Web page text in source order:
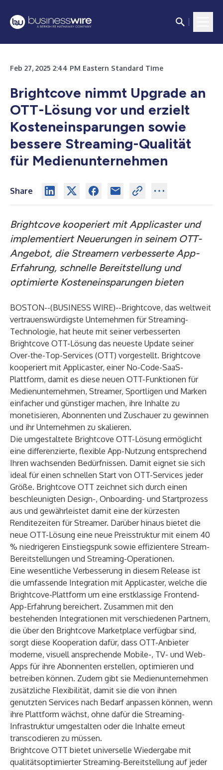
Feb 27, 2025 2:44 PM Eastern Standard Time
Brightcove nimmt Upgrade an
OTT-Lösung vor und erzielt
Kosteneinsparungen sowie
bessere Streaming-Qualität
für Medienunternehmen
Share
Brightcove kooperiert mit Applicaster und
implementiert Neuerungen in seinem OTT-
Angebot, die Streamern verbesserte App-
Erfahrung, schnelle Bereitstellung und
optimierte Kosteneinsparungen bieten
BOSTON--(BUSINESS WIRE)--Brightcove, das weltweit
vertrauenswürdigste Unternehmen für Streaming-
Technologie, hat heute mit seiner verbesserten
Brightcove OTT-Lösung das neueste Update seiner
Over-the-Top-Services (OTT) vorgestellt. Brightcove
kooperiert mit Applicaster, einer No-Code-SaaS-
Plattform, damit es diese neuen OTT-Funktionen für
Medienunternehmen, Streamer, Sportligen und Marken
einfacher und günstiger machen, ihre Inhalte zu
monetisieren, Abonnenten und Zuschauer zu gewinnen
und ihr Unternehmen zu skalieren.
Die umgestaltete Brightcove OTT-Lösung ermöglicht
eine differenzierte, flexible App-Nutzung entsprechend
Ihren wachsenden Bedürfnissen. Damit eignet sie sich
ideal für einen schnellen Start von OTT-Services jeder
Größe. Brightcove OTT zeichnet sich durch einen
beschleunigten Design-, Onboarding- und Startprozess
aus und gewährleistet damit eine der kürzesten
Renditezeiten für Streamer. Darüber hinaus bietet die
neue OTT-Lösung eine neue Preisstruktur mit einem 40
% niedrigeren Einstiegspunk sowie effizientere Stream-
Bereitstellungen und Streaming-Operationen.
Eine wesentliche Verbesserung in diesem Release ist
die umfassende Integration mit Applicaster, welche die
Brightcove-Plattform um eine erstklassige Frontend-
App-Erfahrung bereichert. Zusammen mit den
bestehenden Integrationen mit verschiedenen Partnern,
die über den Brightcove Marketplace verfügbar sind,
sorgt diese Kooperation dafür, dass OTT-Anbieter
moderne, visuell ansprechende Mobile-, TV- und Web-
Apps für ihre Abonnenten erstellen, optimieren und
betreiben können. Zudem gibt sie Medienunternehmen
zusätzliche Flexibilität, damit sie die von ihnen
genutzten Services nach Bedarf anpassen können, wenn
ihre Plattform wächst, ohne dafür die Streaming-
Infrastruktur umgestalten oder die Inhalte erneut
transcodieren zu müssen.
Brightcove OTT bietet universelle Wiedergabe mit
qualitätsoptimierter Streaming-Bereitstellung auf jeder